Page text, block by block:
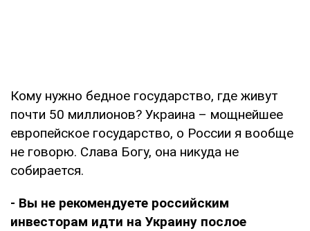
Кому нужно бедное государство, где живут
почти 50 миллионов? Украина – мощнейшее
европейское государство, о России я вообще
не говорю. Слава Богу, она никуда не
собирается.
- Вы не рекомендуете российским
инвесторам идти на Украину послое